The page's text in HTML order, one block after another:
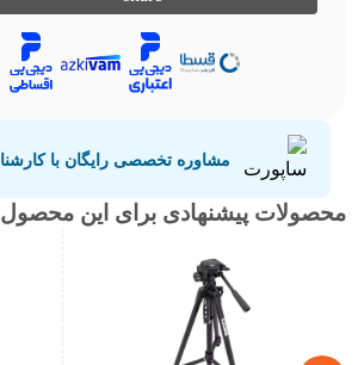
مشاوره تخصصی رایگان با
محصولات پیشنهادی برای این محصول